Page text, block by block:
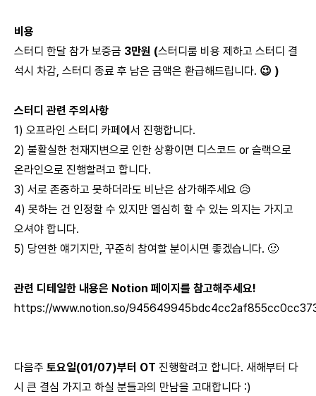
비용
스터디 한달 참가 보증금 3만원 (스터디룸 비용 제하고 스터디 결
석시 차감, 스터디 종료 후 남은 금액은 환급해드립니다. 😉 )
스터디 관련 주의사항
1) 오프라인 스터디 카페에서 진행합니다.
2) 불활실한 천재지변으로 인한 상황이면 디스코드 or 슬랙으로
온라인으로 진행할려고 합니다.
3) 서로 존중하고 못하더라도 비난은 삼가해주세요 😥
4) 못하는 건 인정할 수 있지만 열심히 할 수 있는 의지는 가지고
오셔야 합니다.
5) 당연한 얘기지만, 꾸준히 참여할 분이시면 좋겠습니다. 🙂
관련 디테일한 내용은 Notion 페이지를 참고해주세요!
https://www.notion.so/
다음주 토요일(01/07)부터 OT 진행할려고 합니다. 새해부터 다
시 큰 결심 가지고 하실 분들과의 만남을 고대합니다 :)